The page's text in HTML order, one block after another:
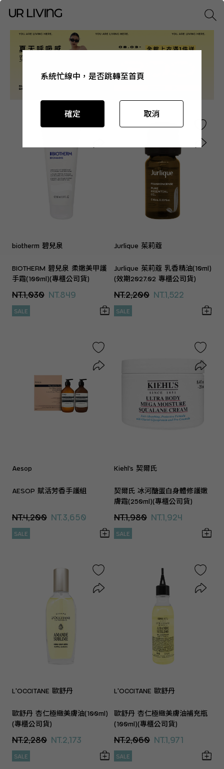
biotherm 碧兒泉
BIOTHERM 碧兒泉 柔嫩美甲護
手霜(100ml)(專櫃公司貨)
NT.1,030 NT.849
SALE
Jurlique 茱莉蔻
Jurlique 茱莉蔻 乳香精油(10ml)
(效期2027.02 專櫃公司貨)
NT.2,200 NT.1,522
SALE
Aesop
AESOP 賦活芳香手護組
NT.4,200 NT.3,650
SALE
Kiehl’s 契爾氏
契爾氏 冰河醣蛋白身體修護嫩
膚霜(250ml)(專櫃公司貨)
NT.1,980 NT.1,924
SALE
L'OCCITANE 歐舒丹
歐舒丹 杏仁極緻美膚油(100ml)
(專櫃公司貨)
NT.2,280 NT.2,173
SALE
L'OCCITANE 歐舒丹
歐舒丹 杏仁極緻美膚油補充瓶
(100ml)(專櫃公司貨)
NT.2,060 NT.1,971
SALE
系統忙線中，是否跳轉至首頁
確定 取消
系統忙線中，是否跳轉至首頁
確定 取消
系統忙線中，是否跳轉至首頁
確定 取消
系統忙線中，是否跳轉至首頁
確定 取消